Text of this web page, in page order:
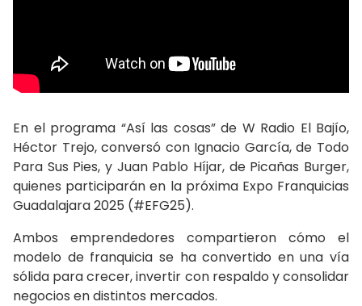
En el programa “Así las cosas” de W Radio El Bajío,
Héctor Trejo, conversó con Ignacio García, de Todo
Para Sus Pies, y Juan Pablo Híjar, de Picañas Burger,
quienes participarán en la próxima Expo Franquicias
Guadalajara 2025 (#EFG25).
Ambos emprendedores compartieron cómo el
modelo de franquicia se ha convertido en una vía
sólida para crecer, invertir con respaldo y consolidar
negocios en distintos mercados.